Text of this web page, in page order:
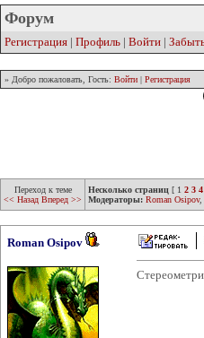
Форум
Регистрация | Профиль | Войти |
» Добро пожаловать, Гость: Войти | Регистрация
Переход к теме
<< Назад Вперед >>
Несколько страниц [ 1 2 3 4
Модераторы: Roman Osipov,
Roman Osipov